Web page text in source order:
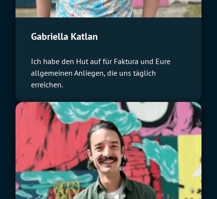
Gabriella Katlan
Ich habe den Hut auf für Faktura und Eure
allgemeinen Anliegen, die uns täglich
erreichen.